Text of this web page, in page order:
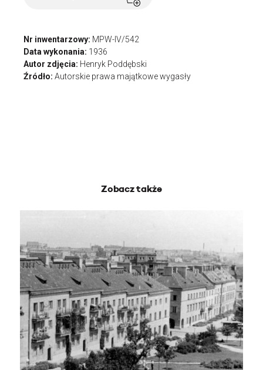
Nr inwentarzowy: MPW-IV/542
Data wykonania: 1936
Autor zdjęcia: Henryk Poddębski
Źródło: Autorskie prawa majątkowe wygasły
Zobacz także